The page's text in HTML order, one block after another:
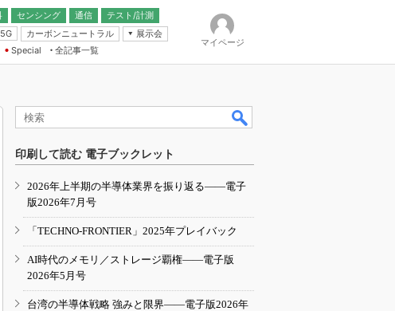
センシング
通信
テスト/計測
5G カーボンニュートラル
展示会
ジコンピューティング
FRONTIER
ま展
Special
全記事一覧
マイページ
印刷して読む 電子ブックレット
2026年上半期の半導体業界を振り返る――電子
版2026年7月号
「TECHNO-FRONTIER」2025年プレイバック
AI時代のメモリ／ストレージ覇権――電子版
2026年5月号
台湾の半導体戦略 強みと限界――電子版2026年